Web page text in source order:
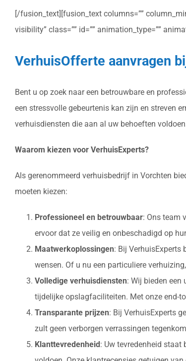
[/fusion_text][fusion_text columns=””
visibility” class=”” id=”” animation_type=””
VerhuisOfferte aanvragen
Bent u op zoek naar een betrouwbare en
een stressvolle gebeurtenis kan zijn en streven
verhuisdiensten die aan al uw behoeften
Waarom kiezen voor VerhuisExperts?
Als gerenommeerd verhuisbedrijf in Vorchten
moeten kiezen:
Professioneel en betrouwbaar: Ons team
ervoor dat ze veilig en onbeschadigd op
Maatwerkoplossingen: Bij VerhuisExperts
wensen. Of u nu een particuliere
Volledige verhuisdiensten: Wij bieden een
tijdelijke opslagfaciliteiten. Met onze end-
Transparante prijzen: Bij VerhuisExperts
zult geen verborgen verrassingen
Klanttevredenheid: Uw tevredenheid staat